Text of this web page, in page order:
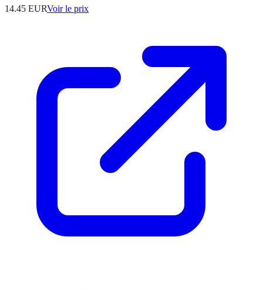
14.45 EURVoir le prix